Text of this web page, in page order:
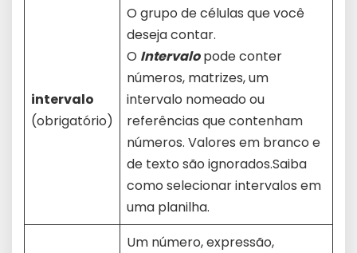
intervalo
(obrigatório)
O grupo de células que você
deseja contar.
O Intervalopode conter
números, matrizes, um
intervalo nomeado ou
referências que contenham
números. Valores em branco e
de texto são ignorados.Saiba
como selecionar intervalos em
uma planilha.
Um número, expressão,